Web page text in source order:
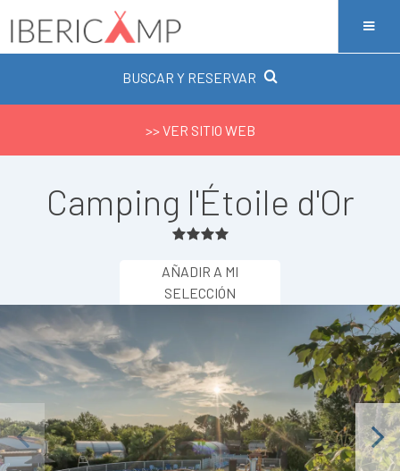
BUSCAR Y RESERVAR
>> VER SITIO WEB
Camping l'Étoile d'Or
AÑADIR A MI
SELECCIÓN
Next